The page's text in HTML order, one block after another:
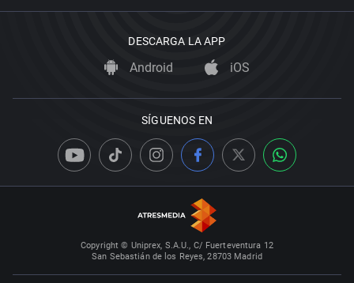
DESCARGA LA APP
Android iOS
SÍGUENOS EN
Copyright © Uniprex, S.A.U., C/ Fuerteventura 12
San Sebastián de los Reyes, 28703 Madrid